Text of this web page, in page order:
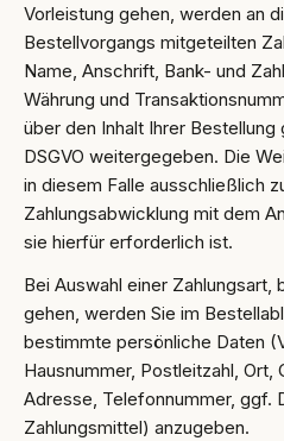
Vorleistung gehen, werden an
Bestellvorgangs mitgeteilten
Name, Anschrift, Bank- und
Währung und
über den Inhalt Ihrer Bestellung
DSGVO weitergegeben. Die
in diesem Falle ausschließlich
Zahlungsabwicklung mit dem
sie hierfür erforderlich ist.
Bei Auswahl einer Zahlungsart,
gehen, werden Sie im
bestimmte persönliche Daten
Hausnummer, Postleitzahl,
Adresse, Telefonnummer, ggf.
Zahlungsmittel) anzugeben.